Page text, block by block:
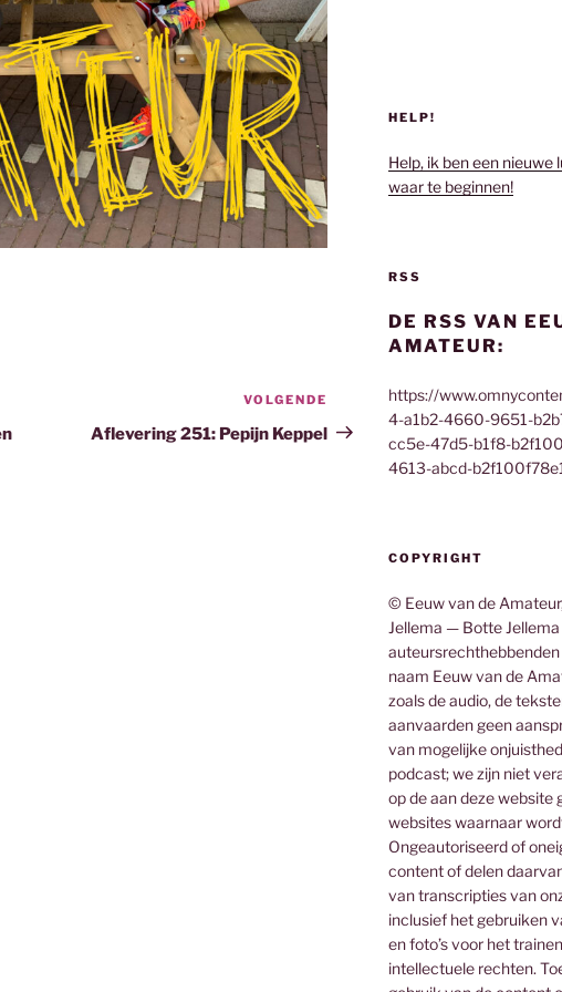
Volgend
bericht
VOLGENDE
Aflevering 251: Pepijn Keppel
HELP!
Help, ik ben een
waar te beginnen!
RSS
DE RSS VAN
AMATEUR:
https://
4-a1b2-4660-9651-
cc5e-47d5-b1f8-
4613-abcd-
COPYRIGHT
© Eeuw van de
Jellema — Botte Jellema
auteursrechthebbenden
naam Eeuw van de
zoals de audio, de
aanvaarden geen
van mogelijke
podcast; we zijn niet
op de aan deze website
websites waarnaar
Ongeautoriseerd of
content of delen
van transcripties van
inclusief het gebruiken
en foto’s voor het
intellectuele rechten.